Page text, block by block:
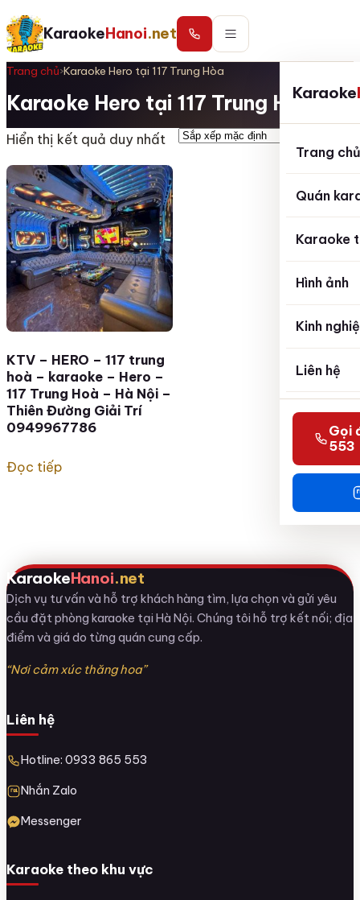
KaraokeHanoi.net
Karaoke
Trang chủ
Quán
Karaoke
Hình ảnh
Kinh
Liên hệ
Gọi
553
Trang chủ›Karaoke Hero tại 117 Trung Hòa
Karaoke Hero tại 117 Trung Hòa
Hiển thị kết quả duy nhất
KTV – HERO – 117 trung
hoà – karaoke – Hero –
117 Trung Hoà – Hà Nội –
Thiên Đường Giải Trí
0949967786
Đọc tiếp
KaraokeHanoi.net
Dịch vụ tư vấn và hỗ trợ khách hàng tìm, lựa chọn và gửi yêu
cầu đặt phòng karaoke tại Hà Nội. Chúng tôi hỗ trợ kết nối; địa
điểm và giá do từng quán cung cấp.
“Nơi cảm xúc thăng hoa”
Liên hệ
Hotline: 0933 865 553
Nhắn Zalo
Messenger
Karaoke theo khu vực